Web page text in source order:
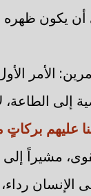
يكون ظهره
الأمر
إلى
عليهم
مشيراً إلى
الإنسان